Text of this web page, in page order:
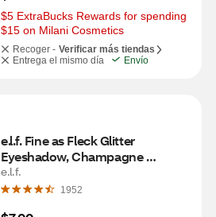
$5 ExtraBucks Rewards for spending
$15 on Milani Cosmetics
Recoger - Verificar más tiendas
Entrega el mismo día
Envío
e.l.f. Fine as Fleck Glitter
Eyeshadow, Champagne
Showers
e.l.f.
1952